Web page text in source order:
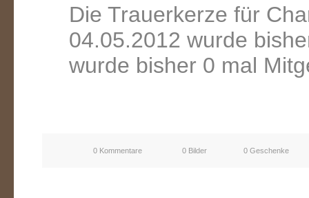
Die Trauerkerze für
04.05.2012 wurde
wurde bisher 0 mal
0 Kommentare 0 Bilder 0 Geschenke